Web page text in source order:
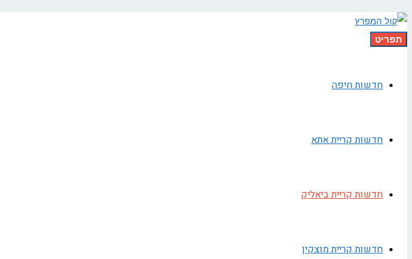
תפריט
חדשות חיפה
חדשות קריית אתא
חדשות קריית ביאליק
חדשות קריית מוצקין